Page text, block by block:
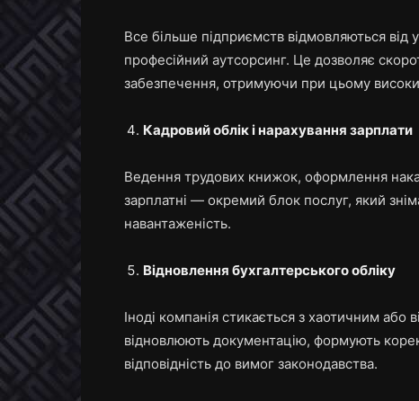
Все більше підприємств відмовляються
професійний аутсорсинг. Це дозволяє
забезпечення, отримуючи при цьому
Кадровий облік і нарахування зарплати
Ведення трудових книжок, оформлення
зарплатні — окремий блок послуг, який
навантаженість.
Відновлення бухгалтерського обліку
Іноді компанія стикається з хаотичним або
відновлюють документацію, формують
відповідність до вимог законодавства.